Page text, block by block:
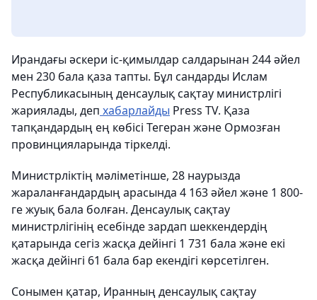
Ирандағы әскери іс-қимылдар салдарынан 244 әйел
мен 230 бала қаза тапты. Бұл сандарды Ислам
Республикасының денсаулық сақтау министрлігі
жариялады, деп хабарлайды Press TV. Қаза
тапқандардың ең көбісі Тегеран және Ормозған
провинцияларында тіркелді.
Министрліктің мәліметінше, 28 наурызда
жараланғандардың арасында 4 163 әйел және 1 800-
ге жуық бала болған. Денсаулық сақтау
министрлігінің есебінде зардап шеккендердің
қатарында сегіз жасқа дейінгі 1 731 бала және екі
жасқа дейінгі 61 бала бар екендігі көрсетілген.
Сонымен қатар, Иранның денсаулық сақтау